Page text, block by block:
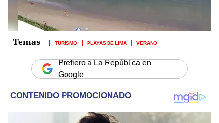
TURISMO PLAYAS DE LIMA VERANO
Prefiero a La República en
Google